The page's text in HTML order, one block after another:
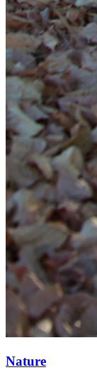
Nature